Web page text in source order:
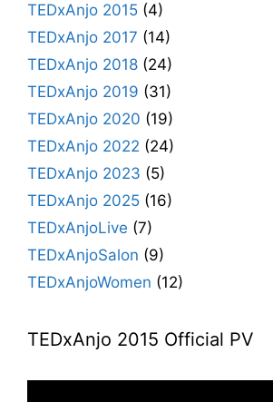
TEDxAnjo 2015 (4)
TEDxAnjo 2017 (14)
TEDxAnjo 2018 (24)
TEDxAnjo 2019 (31)
TEDxAnjo 2020 (19)
TEDxAnjo 2022 (24)
TEDxAnjo 2023 (5)
TEDxAnjo 2025 (16)
TEDxAnjoLive (7)
TEDxAnjoSalon (9)
TEDxAnjoWomen (12)
TEDxAnjo 2015 Official PV